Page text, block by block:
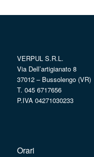
VERPUL S.R.L.
Via Dell’artigianato 8
37012 – Bussolengo (VR)
T. 045 6717656
P.IVA 04271030233
Orari